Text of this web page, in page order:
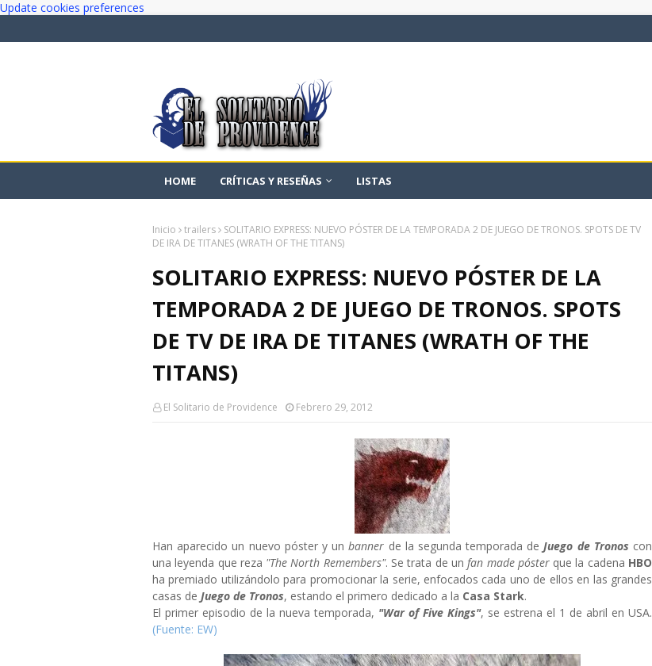
Update cookies preferences
HOME CRÍTICAS Y RESEÑAS LISTAS
Inicio trailers
SOLITARIO EXPRESS: NUEVO PÓSTER DE LA TEMPORADA 2 DE JUEGO DE TRONOS. SPOTS DE TV
DE IRA DE TITANES (WRATH OF THE TITANS)
SOLITARIO EXPRESS: NUEVO PÓSTER DE LA
TEMPORADA 2 DE JUEGO DE TRONOS. SPOTS
DE TV DE IRA DE TITANES (WRATH OF THE
TITANS)
El Solitario de Providence Febrero 29, 2012
Han aparecido un nuevo póster y unbanner de la segunda temporada deJuego de Tronos con
una leyenda que reza "The North Remembers". Se trata de unfan made pósterque la cadena HBO
ha premiado utilizándolo para promocionar la serie, enfocados cada uno de ellos en las grandes
casas de Juego de Tronos, estando el primero dedicado a la Casa Stark.
El primer episodio de la nueva temporada, "War of Five Kings", se estrena el 1 de abril en USA.
(Fuente: EW)